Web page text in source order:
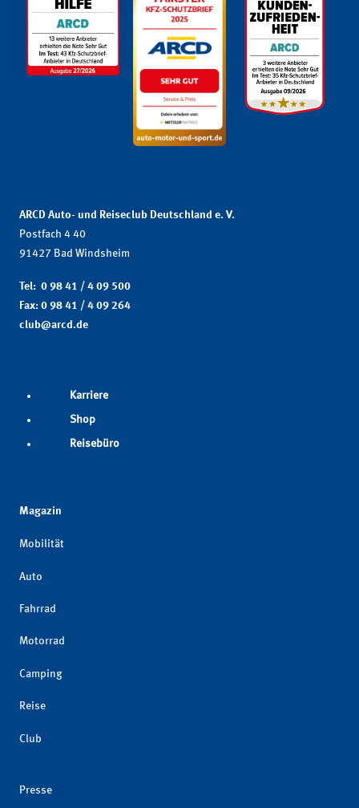
ARCD Auto- und Reiseclub Deutschland e. V.
Postfach 4 40
91427 Bad Windsheim
Tel: 0 98 41 / 4 09 500
Fax: 0 98 41 / 4 09 264
club@arcd.de
Karriere
Shop
Reisebüro
Magazin
Mobilität
Auto
Fahrrad
Motorrad
Camping
Reise
Club
Presse